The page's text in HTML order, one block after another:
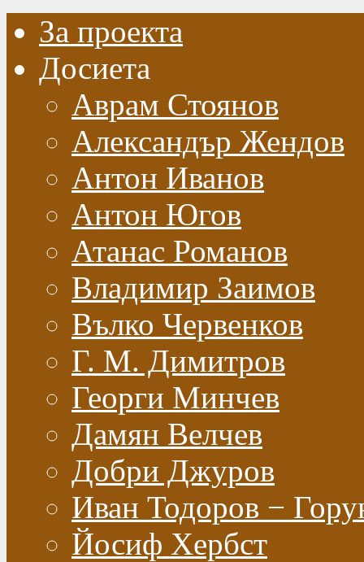
За проекта
Досиета
Аврам Стоянов
Александър Жендов
Антон Иванов
Антон Югов
Атанас Романов
Владимир Заимов
Вълко Червенков
Г. М. Димитров
Георги Минчев
Дамян Велчев
Добри Джуров
Иван Тодоров −
Йосиф Хербст